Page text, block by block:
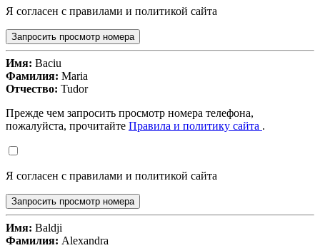
Я согласен с правилами и политикой сайта
Запросить просмотр номера
Имя: Baciu
Фамилия: Maria
Отчество: Tudor
Прежде чем запросить просмотр номера телефона,
пожалуйста, прочитайте Правила и политику сайта .
Я согласен с правилами и политикой сайта
Запросить просмотр номера
Имя: Baldji
Фамилия: Alexandra